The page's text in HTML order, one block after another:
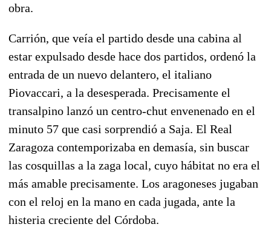
obra.
Carrión, que veía el partido desde una cabina al
estar expulsado desde hace dos partidos, ordenó la
entrada de un nuevo delantero, el italiano
Piovaccari, a la desesperada. Precisamente el
transalpino lanzó un centro-chut envenenado en el
minuto 57 que casi sorprendió a Saja. El Real
Zaragoza contemporizaba en demasía, sin buscar
las cosquillas a la zaga local, cuyo hábitat no era el
más amable precisamente. Los aragoneses jugaban
con el reloj en la mano en cada jugada, ante la
histeria creciente del Córdoba.